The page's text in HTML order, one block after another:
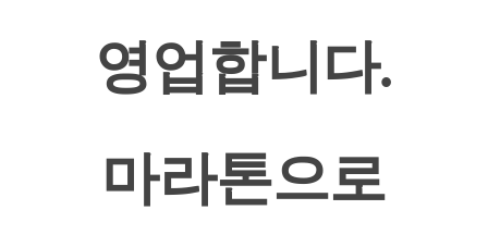
영업합니다.
마라톤으로